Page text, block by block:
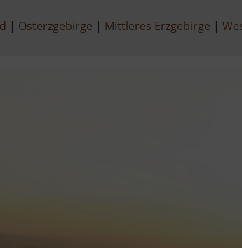
Osterzgebirge Mittleres Erzgebirge